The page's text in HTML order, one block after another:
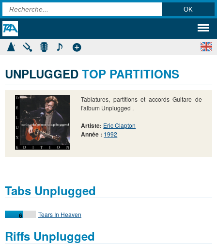
UNPLUGGED TOP PARTITIONS
Tablatures, partitions et accords Guitare de
l'album Unplugged .
Artiste: Eric Clapton
Année : 1992
Tabs Unplugged
6 Tears In Heaven
Riffs Unplugged